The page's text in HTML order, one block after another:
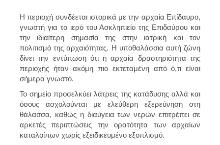
Η περιοχή συνδέεται ιστορικά με την αρχαία Επίδαυρο,
γνωστή για το ιερό του Ασκληπιείο της Επιδαύρου και
την ιδιαίτερη σημασία της στην ιατρική και τον
πολιτισμό της αρχαιότητας. Η υποθαλάσσια αυτή ζώνη
δίνει την εντύπωση ότι η αρχαία δραστηριότητα της
περιοχής ήταν ακόμη πιο εκτεταμένη από ό,τι είναι
σήμερα γνωστό.
Το σημείο προσελκύει λάτρεις της κατάδυσης αλλά και
όσους ασχολούνται με ελεύθερη εξερεύνηση στη
θάλασσα, καθώς η διαύγεια των νερών επιτρέπει σε
αρκετές περιπτώσεις την ορατότητα των αρχαίων
καταλοίπων χωρίς εξειδικευμένο εξοπλισμό.